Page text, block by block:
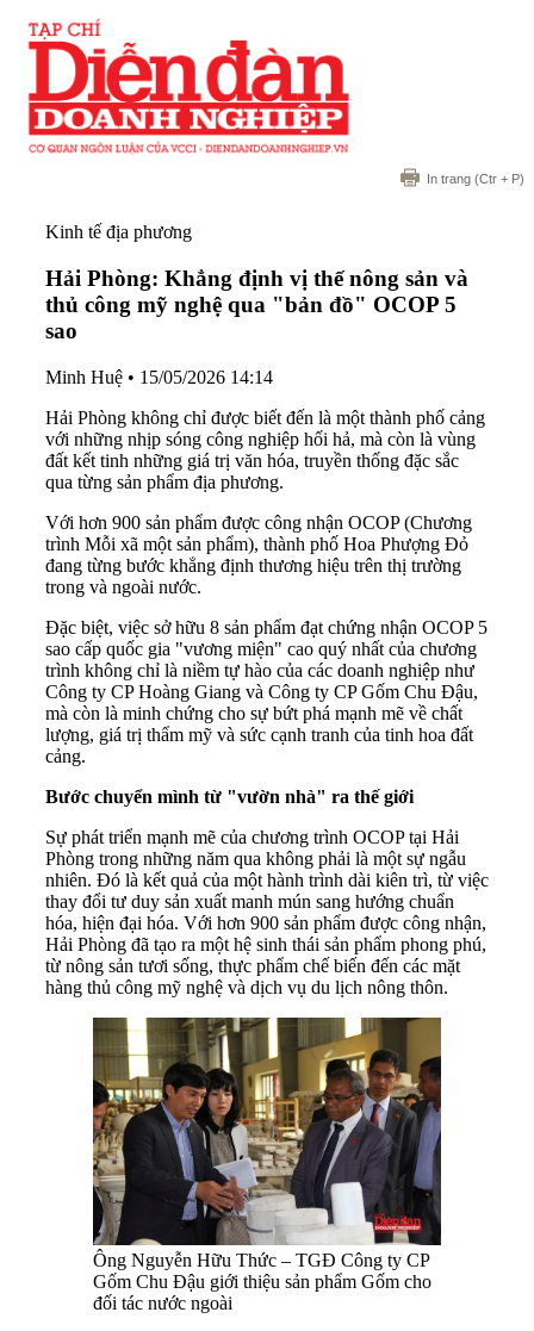
In trang (Ctr + P)
Kinh tế địa phương
Hải Phòng: Khẳng định vị thế nông sản và
thủ công mỹ nghệ qua "bản đồ" OCOP 5
sao
Minh Huệ • 15/05/2026 14:14
Hải Phòng không chỉ được biết đến là một thành phố cảng
với những nhịp sóng công nghiệp hối hả, mà còn là vùng
đất kết tinh những giá trị văn hóa, truyền thống đặc sắc
qua từng sản phẩm địa phương.
Với hơn 900 sản phẩm được công nhận OCOP (Chương
trình Mỗi xã một sản phẩm), thành phố Hoa Phượng Đỏ
đang từng bước khẳng định thương hiệu trên thị trường
trong và ngoài nước.
Đặc biệt, việc sở hữu 8 sản phẩm đạt chứng nhận OCOP 5
sao cấp quốc gia "vương miện" cao quý nhất của chương
trình không chỉ là niềm tự hào của các doanh nghiệp như
Công ty CP Hoàng Giang và Công ty CP Gốm Chu Đậu,
mà còn là minh chứng cho sự bứt phá mạnh mẽ về chất
lượng, giá trị thẩm mỹ và sức cạnh tranh của tinh hoa đất
cảng.
Bước chuyển mình từ "vườn nhà" ra thế giới
Sự phát triển mạnh mẽ của chương trình OCOP tại Hải
Phòng trong những năm qua không phải là một sự ngẫu
nhiên. Đó là kết quả của một hành trình dài kiên trì, từ việc
thay đổi tư duy sản xuất manh mún sang hướng chuẩn
hóa, hiện đại hóa. Với hơn 900 sản phẩm được công nhận,
Hải Phòng đã tạo ra một hệ sinh thái sản phẩm phong phú,
từ nông sản tươi sống, thực phẩm chế biến đến các mặt
hàng thủ công mỹ nghệ và dịch vụ du lịch nông thôn.
Ông Nguyễn Hữu Thức – TGĐ Công ty CP
Gốm Chu Đậu giới thiệu sản phẩm Gốm cho
đối tác nước ngoài